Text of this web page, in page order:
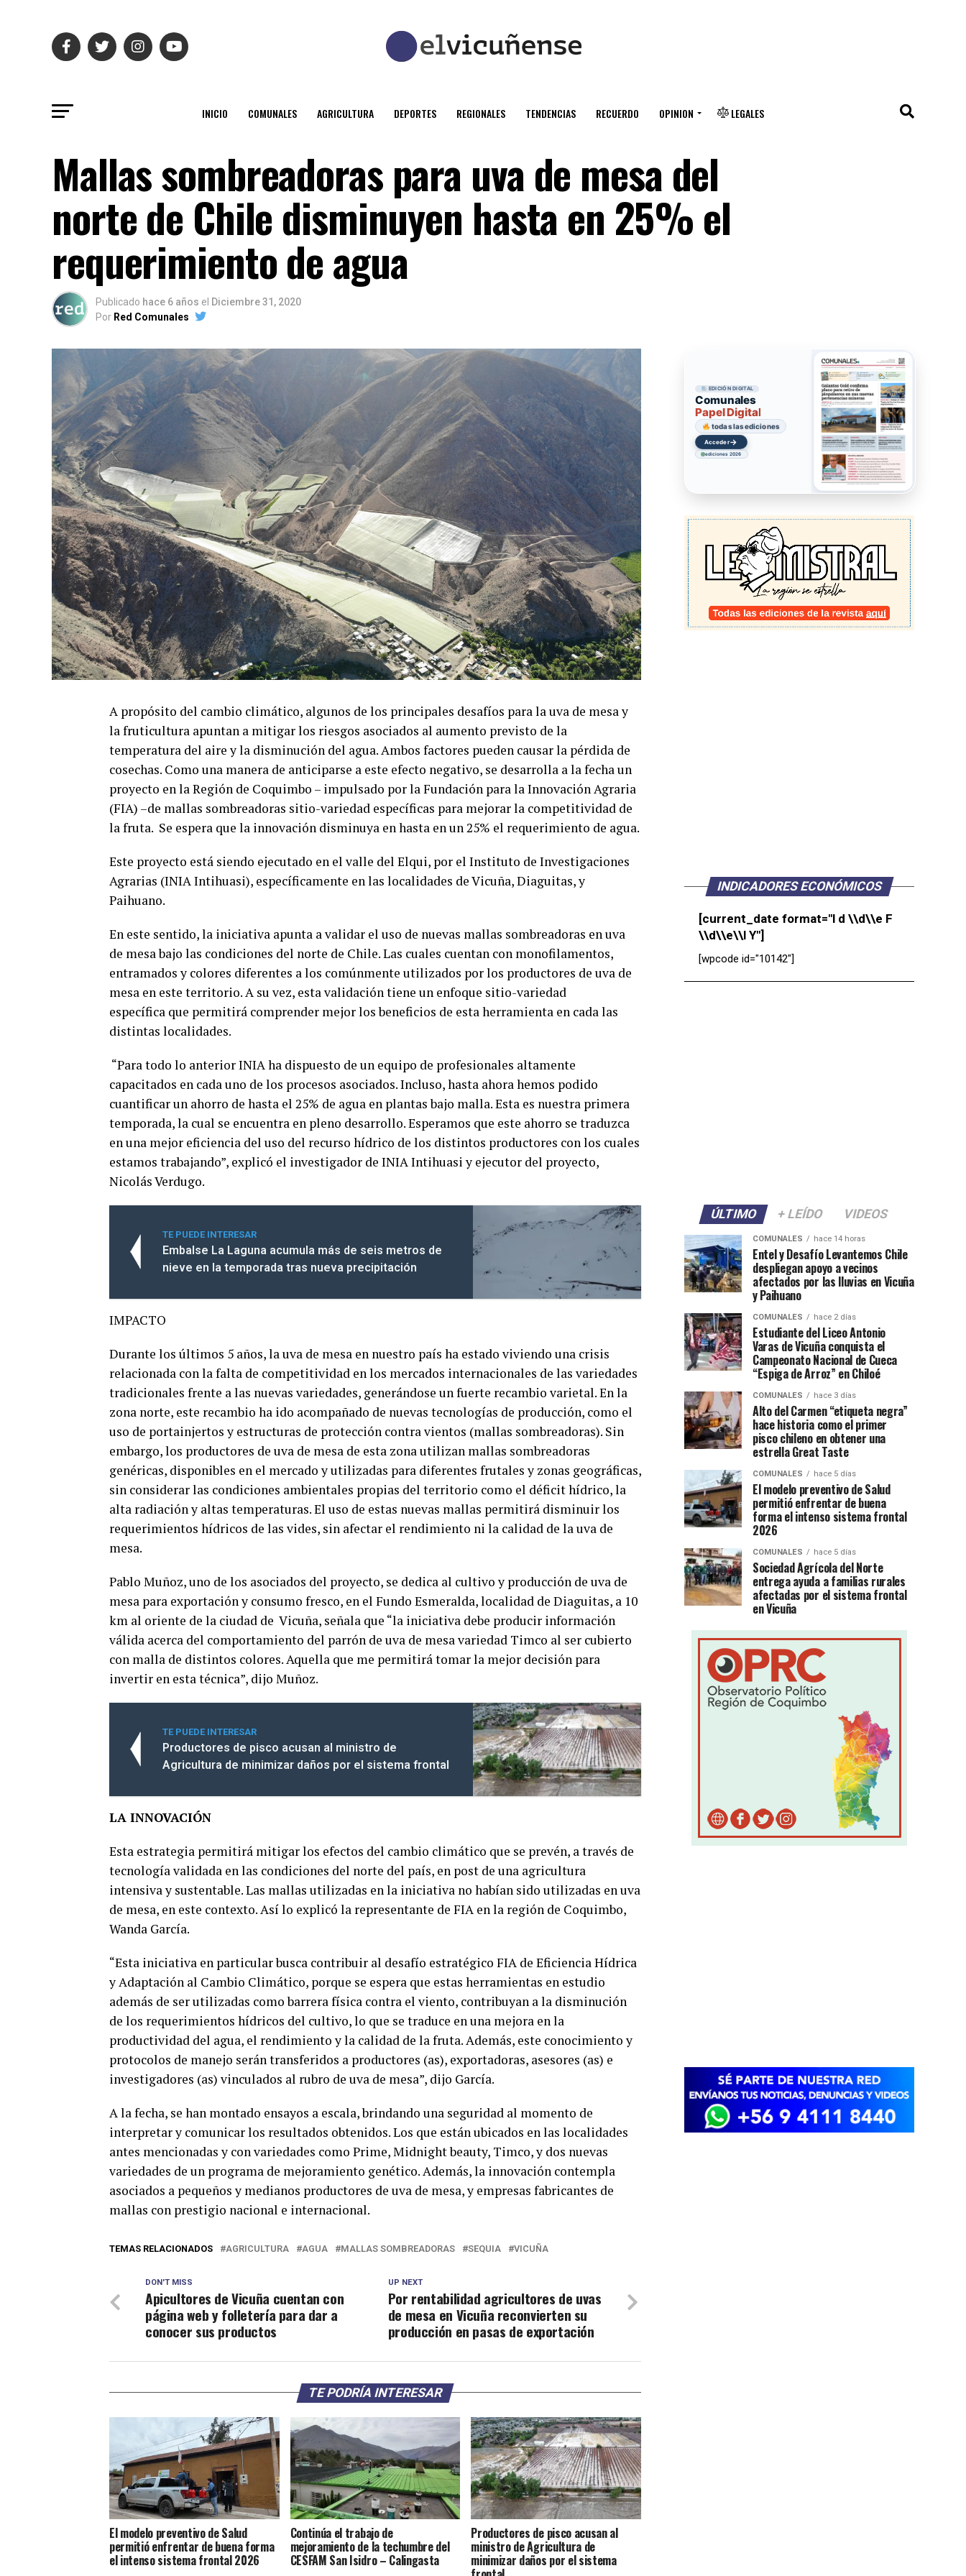
INICIO COMUNALES AGRICULTURA DEPORTES REGIONALES TENDENCIAS RECUERDO OPINION LEGALES
Mallas sombreadoras para uva de mesa del
norte de Chile disminuyen hasta en 25% el
requerimiento de agua
Publicado hace 6 años el Diciembre 31, 2020
Por Red Comunales
A propósito del cambio climático, algunos de los principales desafíos para la uva de mesa y
la fruticultura apuntan a mitigar los riesgos asociados al aumento previsto de la
temperatura del aire y la disminución del agua. Ambos factores pueden causar la pérdida de
cosechas. Como una manera de anticiparse a este efecto negativo, se desarrolla a la fecha un
proyecto en la Región de Coquimbo – impulsado por la Fundación para la Innovación Agraria
(FIA) –de mallas sombreadoras sitio-variedad específicas para mejorar la competitividad de
la fruta. Se espera que la innovación disminuya en hasta en un 25% el requerimiento de agua.
Este proyecto está siendo ejecutado en el valle del Elqui, por el Instituto de Investigaciones
Agrarias (INIA Intihuasi), específicamente en las localidades de Vicuña, Diaguitas, y
Paihuano.
En este sentido, la iniciativa apunta a validar el uso de nuevas mallas sombreadoras en uva
de mesa bajo las condiciones del norte de Chile. Las cuales cuentan con monofilamentos,
entramados y colores diferentes a los comúnmente utilizados por los productores de uva de
mesa en este territorio. A su vez, esta validación tiene un enfoque sitio-variedad
específica que permitirá comprender mejor los beneficios de esta herramienta en cada las
distintas localidades.
“Para todo lo anterior INIA ha dispuesto de un equipo de profesionales altamente
capacitados en cada uno de los procesos asociados. Incluso, hasta ahora hemos podido
cuantificar un ahorro de hasta el 25% de agua en plantas bajo malla. Esta es nuestra primera
temporada, la cual se encuentra en pleno desarrollo. Esperamos que este ahorro se traduzca
en una mejor eficiencia del uso del recurso hídrico de los distintos productores con los cuales
estamos trabajando”, explicó el investigador de INIA Intihuasi y ejecutor del proyecto,
Nicolás Verdugo.
TE PUEDE INTERESAR
Embalse La Laguna acumula más de seis metros de
nieve en la temporada tras nueva precipitación
IMPACTO
Durante los últimos 5 años, la uva de mesa en nuestro país ha estado viviendo una crisis
relacionada con la falta de competitividad en los mercados internacionales de las variedades
tradicionales frente a las nuevas variedades, generándose un fuerte recambio varietal. En la
zona norte, este recambio ha ido acompañado de nuevas tecnologías de producción, como el
uso de portainjertos y estructuras de protección contra vientos (mallas sombreadoras). Sin
embargo, los productores de uva de mesa de esta zona utilizan mallas sombreadoras
genéricas, disponibles en el mercado y utilizadas para diferentes frutales y zonas geográficas,
sin considerar las condiciones ambientales propias del territorio como el déficit hídrico, la
alta radiación y altas temperaturas. El uso de estas nuevas mallas permitirá disminuir los
requerimientos hídricos de las vides, sin afectar el rendimiento ni la calidad de la uva de
mesa.
Pablo Muñoz, uno de los asociados del proyecto, se dedica al cultivo y producción de uva de
mesa para exportación y consumo fresco, en el Fundo Esmeralda, localidad de Diaguitas, a 10
km al oriente de la ciudad de Vicuña, señala que “la iniciativa debe producir información
válida acerca del comportamiento del parrón de uva de mesa variedad Timco al ser cubierto
con malla de distintos colores. Aquella que me permitirá tomar la mejor decisión para
invertir en esta técnica”, dijo Muñoz.
TE PUEDE INTERESAR
Productores de pisco acusan al ministro de
Agricultura de minimizar daños por el sistema frontal
LA INNOVACIÓN
Esta estrategia permitirá mitigar los efectos del cambio climático que se prevén, a través de
tecnología validada en las condiciones del norte del país, en post de una agricultura
intensiva y sustentable. Las mallas utilizadas en la iniciativa no habían sido utilizadas en uva
de mesa, en este contexto. Así lo explicó la representante de FIA en la región de Coquimbo,
Wanda García.
“Esta iniciativa en particular busca contribuir al desafío estratégico FIA de Eficiencia Hídrica
y Adaptación al Cambio Climático, porque se espera que estas herramientas en estudio
además de ser utilizadas como barrera física contra el viento, contribuyan a la disminución
de los requerimientos hídricos del cultivo, lo que se traduce en una mejora en la
productividad del agua, el rendimiento y la calidad de la fruta. Además, este conocimiento y
protocolos de manejo serán transferidos a productores (as), exportadoras, asesores (as) e
investigadores (as) vinculados al rubro de uva de mesa”, dijo García.
A la fecha, se han montado ensayos a escala, brindando una seguridad al momento de
interpretar y comunicar los resultados obtenidos. Los que están ubicados en las localidades
antes mencionadas y con variedades como Prime, Midnight beauty, Timco, y dos nuevas
variedades de un programa de mejoramiento genético. Además, la innovación contempla
asociados a pequeños y medianos productores de uva de mesa, y empresas fabricantes de
mallas con prestigio nacional e internacional.
TEMAS RELACIONADOS AGRICULTURA AGUA MALLAS SOMBREADORAS SEQUIA VICUÑA
UP NEXT
Por rentabilidad agricultores de uvas
de mesa en Vicuña reconvierten su
producción en pasas de exportación
DON'T MISS
Apicultores de Vicuña cuentan con
página web y folletería para dar a
conocer sus productos
TE PODRÍA INTERESAR
El modelo preventivo de Salud
permitió enfrentar de buena forma
el intenso sistema frontal 2026
Continúa el trabajo de
mejoramiento de la techumbre del
CESFAM San Isidro – Calingasta
Productores de pisco acusan al
ministro de Agricultura de
minimizar daños por el sistema
EDICIÓN DIGITAL
Comunales
Papel Digital
todas las ediciones
Acceder→
ediciones 2026
INDICADORES ECONÓMICOS
[current_date format="l d \\d\\e F
\\d\\e\\l Y"]
[wpcode id="10142"]
ÚLTIMO + LEÍDO VIDEOS
COMUNALES hace 14 horas
Entel y Desafío Levantemos Chile
despliegan apoyo a vecinos
afectados por las lluvias en Vicuña
y Paihuano
COMUNALES hace 2 días
Estudiante del Liceo Antonio
Varas de Vicuña conquista el
Campeonato Nacional de Cueca
“Espiga de Arroz” en Chiloé
COMUNALES hace 3 días
Alto del Carmen “etiqueta negra”
hace historia como el primer
pisco chileno en obtener una
estrella Great Taste
COMUNALES hace 5 días
El modelo preventivo de Salud
permitió enfrentar de buena
forma el intenso sistema frontal
2026
COMUNALES hace 5 días
Sociedad Agrícola del Norte
entrega ayuda a familias rurales
afectadas por el sistema frontal
en Vicuña